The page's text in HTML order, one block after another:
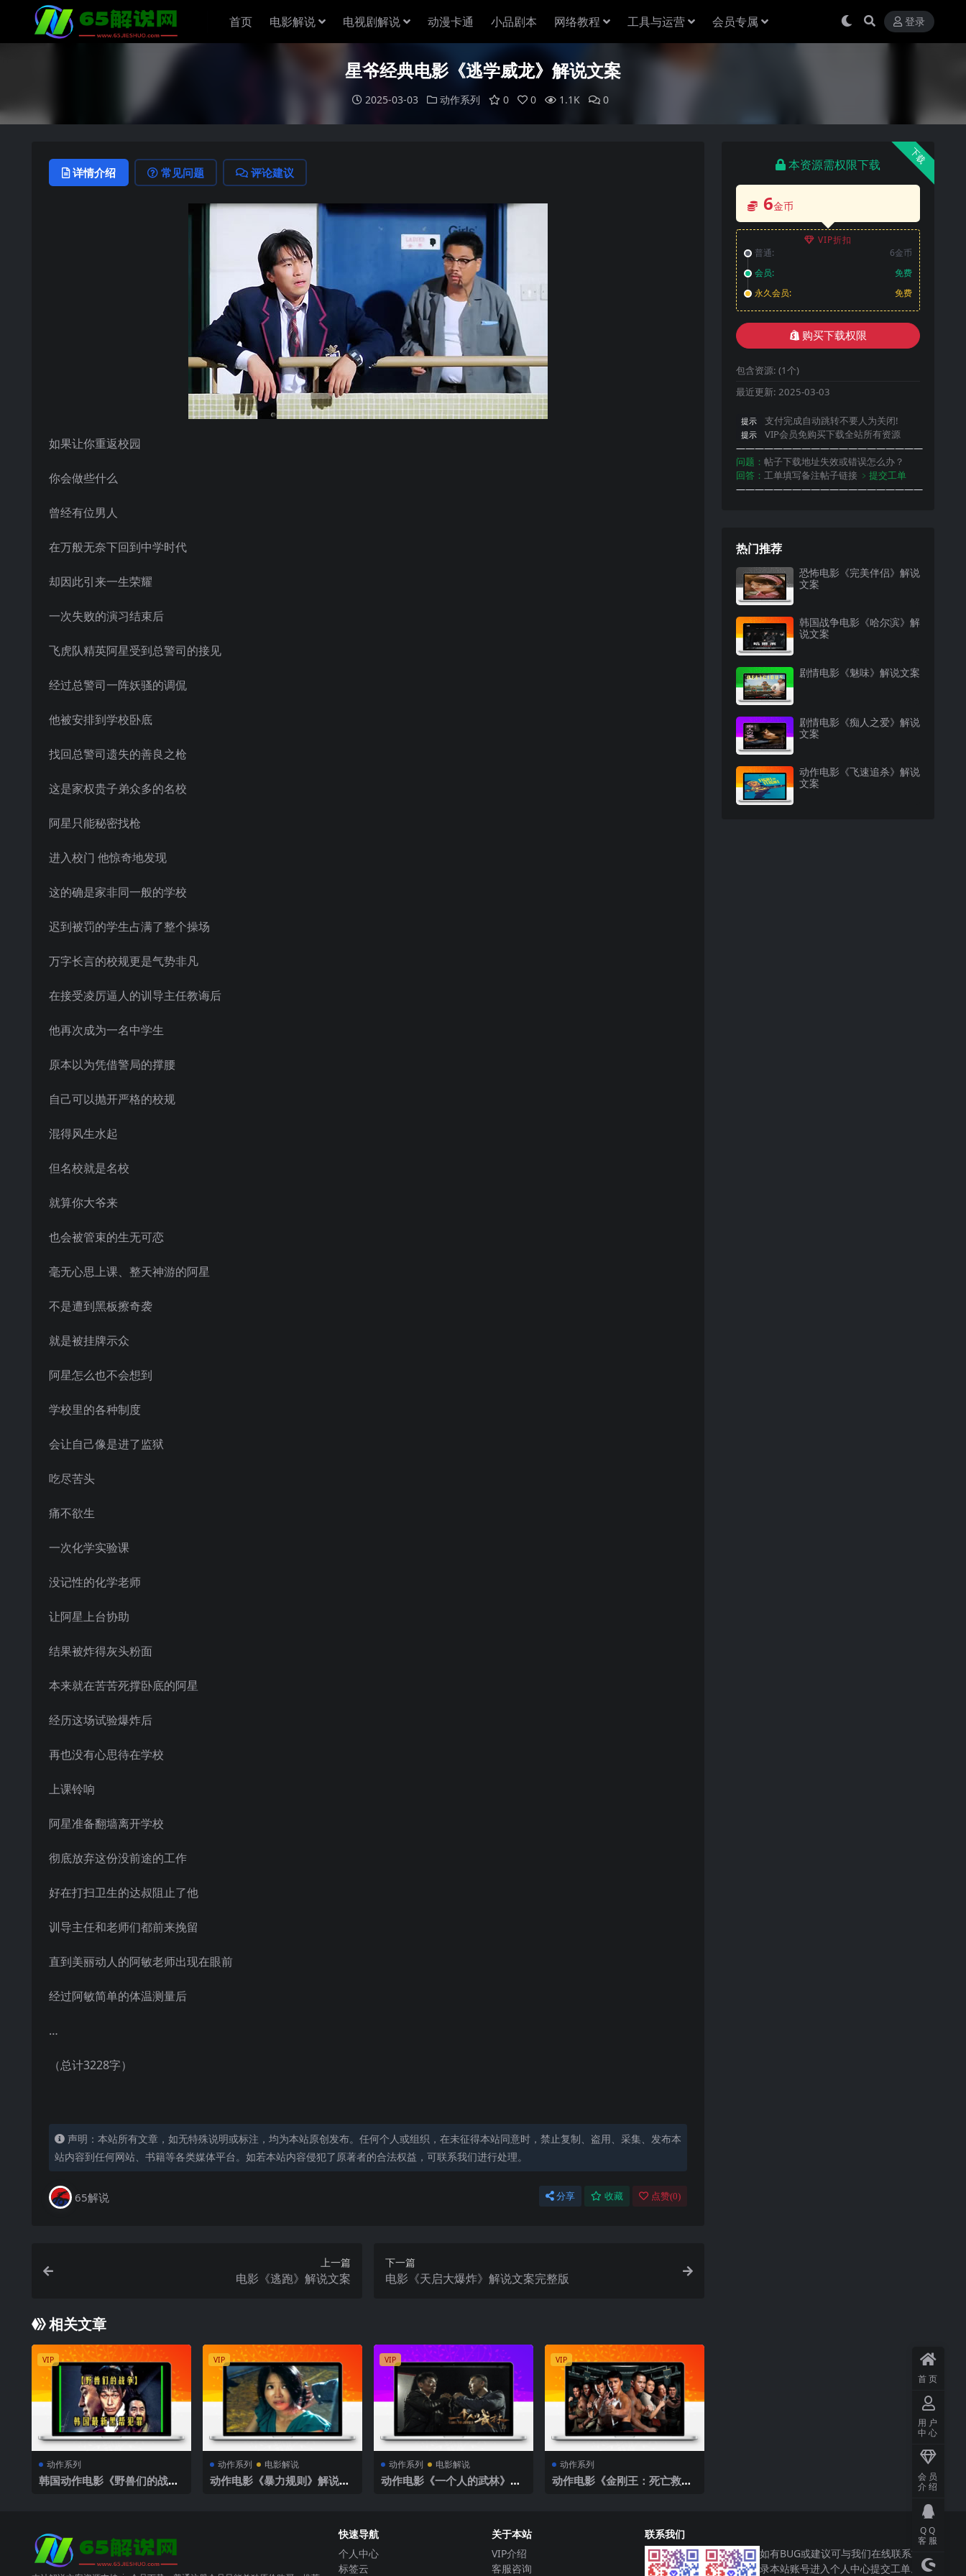
首页 电影解说 电视剧解说 动漫卡通 小品剧本 网络教程 工具与运营 会员专属 登录
星爷经典电影《逃学威龙》解说文案
2025-03-03 动作系列 0 0 1.1K 0
详情介绍 常见问题 评论建议
如果让你重返校园
你会做些什么
曾经有位男人
在万般无奈下回到中学时代
却因此引来一生荣耀
一次失败的演习结束后
飞虎队精英阿星受到总警司的接见
经过总警司一阵妖骚的调侃
他被安排到学校卧底
找回总警司遗失的善良之枪
这是家权贵子弟众多的名校
阿星只能秘密找枪
进入校门 他惊奇地发现
这的确是家非同一般的学校
迟到被罚的学生占满了整个操场
万字长言的校规更是气势非凡
在接受凌厉逼人的训导主任教诲后
他再次成为一名中学生
原本以为凭借警局的撑腰
自己可以抛开严格的校规
混得风生水起
但名校就是名校
就算你大爷来
也会被管束的生无可恋
毫无心思上课、整天神游的阿星
不是遭到黑板擦奇袭
就是被挂牌示众
阿星怎么也不会想到
学校里的各种制度
会让自己像是进了监狱
吃尽苦头
痛不欲生
一次化学实验课
没记性的化学老师
让阿星上台协助
结果被炸得灰头粉面
本来就在苦苦死撑卧底的阿星
经历这场试验爆炸后
再也没有心思待在学校
上课铃响
阿星准备翻墙离开学校
彻底放弃这份没前途的工作
好在打扫卫生的达叔阻止了他
训导主任和老师们都前来挽留
直到美丽动人的阿敏老师出现在眼前
经过阿敏简单的体温测量后
…
（总计3228字）
声明：本站所有文章，如无特殊说明或标注，均为本站原创发布。任何个人或组织，在未征得本站同意时，禁止复制、盗用、采集、发布本
站内容到任何网站、书籍等各类媒体平台。如若本站内容侵犯了原著者的合法权益，可联系我们进行处理。
65解说 分享 收藏 点赞(0)
上一篇
电影《逃跑》解说文案
下一篇
电影《天启大爆炸》解说文案完整版
相关文章
VIP
动作系列
韩国动作电影《野兽们的战
VIP
动作系列 电影解说
动作电影《暴力规则》解说文
VIP
动作系列 电影解说
动作电影《一个人的武林》解
VIP
动作系列
动作电影《金刚王：死亡救
下载
本资源需权限下载
6金币
VIP折扣
普通:
6金币
会员:
免费
永久会员:
免费
购买下载权限
包含资源: (1个)
最近更新: 2025-03-03
提示 支付完成自动跳转不要人为关闭!
提示
VIP会员免购买下载全站所有资源
————————————————————
问题： 帖子下载地址失效或错误怎么办？
回答： 工单填写备注帖子链接 ﹥提交工单
————————————————————
热门推荐
恐怖电影《完美伴侣》解说
文案
韩国战争电影《哈尔滨》解
说文案
剧情电影《魅味》解说文案
剧情电影《痴人之爱》解说
文案
动作电影《飞速追杀》解说
文案
快速导航
个人中心
标签云
关于本站
VIP介绍
客服咨询
联系我们
如有BUG或建议可与我们在线联系或登
录本站账号进入个人中心提交工单。
首页
用户
中心
会员
介绍
QQ
客服